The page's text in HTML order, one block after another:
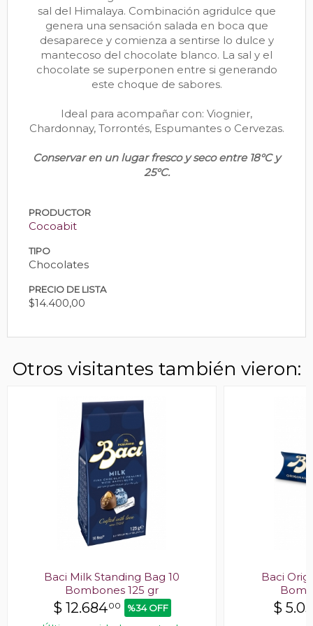
sal del Himalaya. Combinación agridulce que
genera una sensación salada en boca que
desaparece y comienza a sentirse lo dulce y
mantecoso del chocolate blanco. La sal y el
chocolate se superponen entre si generando
este choque de sabores.
Ideal para acompañar con: Viognier,
Chardonnay, Torrontés, Espumantes o Cervezas.
Conservar en un lugar fresco y seco entre 18°C y
25°C.
PRODUCTOR
Cocoabit
TIPO
Chocolates
PRECIO DE LISTA
$14.400,00
Otros visitantes también vieron:
Baci Milk Standing Bag 10
Bombones 125 gr
$ 12.68400 %34 OFF
Baci
$